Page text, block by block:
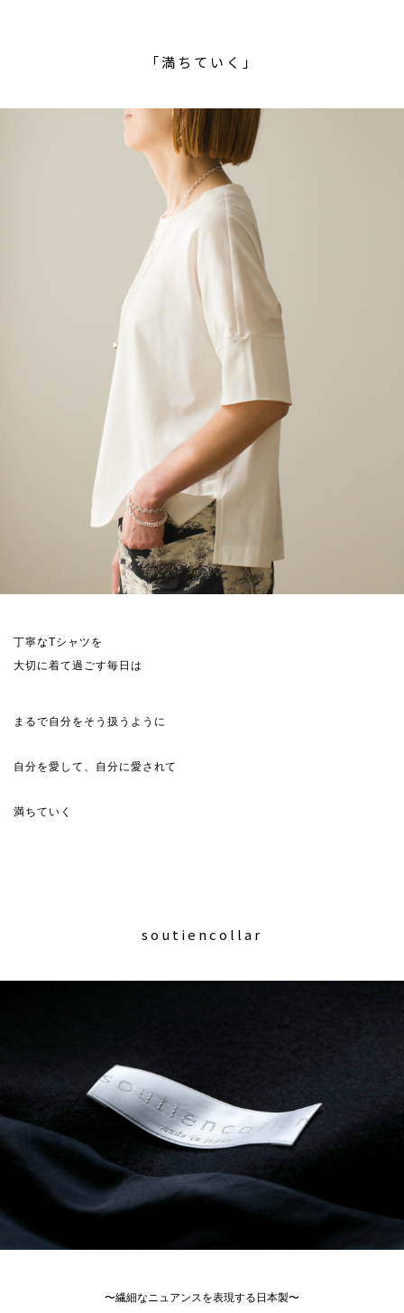
「満ちていく」
丁寧なTシャツを
大切に着て過ごす毎日は
まるで自分をそう扱うように
自分を愛して、自分に愛されて
満ちていく
soutiencollar
〜繊細なニュアンスを表現する日本製〜